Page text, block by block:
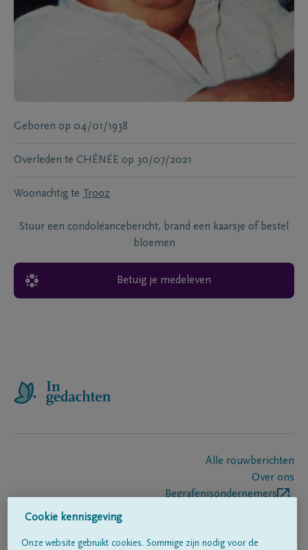
Geboren op 04/01/1938
Overleden te CHÊNÉE op 30/07/2021
Woonachtig te Trooz
Stuur een condoléancebericht, brand een kaarsje of bestel
bloemen
Betuig je medeleven
Alle rouwberichten
Over ons
Begrafenisondernemers
Cookie kennisgeving
Onze website gebruikt cookies. Sommige zijn nodig voor de